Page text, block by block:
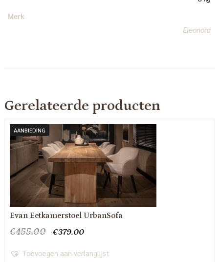
Merk
Eleonora
Gerelateerde producten
AANBIEDING
Evan Eetkamerstoel UrbanSofa
€455.00
Oorspronkelijke
was:
€379.00Huidige
is:
Toevoegen aan verlanglijst